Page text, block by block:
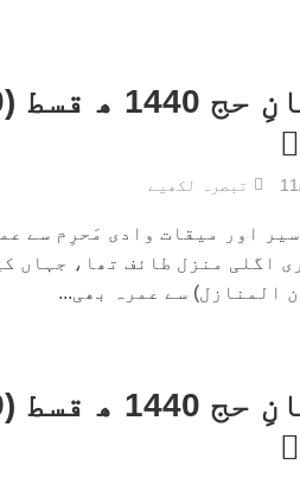
تبصرہ لکھیے
اور میقات وادی مَحرِم سے
اگلی منزل طائف تھا، جہاں
المنازل) سے عمرہ بھی...